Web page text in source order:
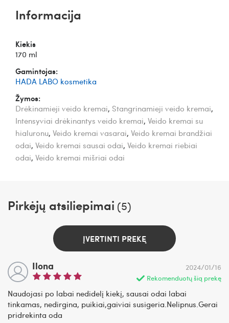
Informacija
Kiekis
170 ml
Gamintojas:
HADA LABO kosmetika
Žymos:
Drėkinamieji veido kremai, Stangrinamieji veido kremai,
Intensyviai drėkinantys veido kremai, Veido kremai su
hialuronu, Veido kremai vasarai, Veido kremai brandžiai
odai, Veido kremai sausai odai, Veido kremai riebiai
odai, Veido kremai mišriai odai
Pirkėjų atsiliepimai (5)
ĮVERTINTI PREKĘ
Ilona
Rekomenduotų šią prekę
2024/01/16
Naudojasi po labai nedidelį kiekį, sausai odai labai
tinkamas, nedirgina, puikiai,gaiviai susigeria.Nelipnus.Gerai
pridrekinta oda